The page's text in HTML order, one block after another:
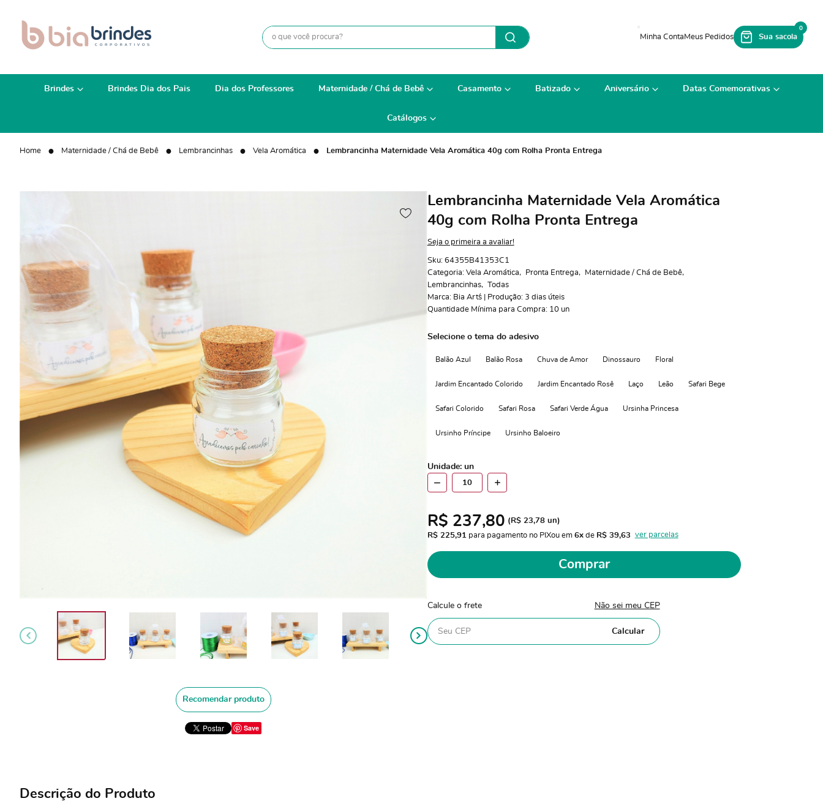
0
Brindes Brindes Dia dos Pais Dia dos Professores Maternidade / Chá de Bebê Casamento Batizado Aniversário Datas Comemorativas
Catálogos
Home Maternidade / Chá de Bebê Lembrancinhas Vela Aromática Lembrancinha Maternidade Vela Aromática 40g com Rolha Pronta Entrega
Recomendar produto
Save
Lembrancinha Maternidade Vela Aromática
40g com Rolha Pronta Entrega
Seja o primeira a avaliar!
Sku: 64355B41353C1
Categoria: Vela Aromática Pronta Entrega
Maternidade / Chá de Bebê
Lembrancinhas
Todas
Marca: Bia Art´s | Produção: 3 dias úteis
Quantidade Mínima para Compra: 10 un
Selecione o tema do adesivo
Balão Azul Balão Rosa Chuva de Amor Dinossauro Floral
Jardim Encantado Colorido Jardim Encantado Rosê Laço Leão Safari Bege
Safari Colorido Safari Rosa Safari Verde Água Ursinha Princesa
Ursinho Príncipe Ursinho Baloeiro
Unidade: un
R$ 237,80 (R$ 23,78un)
R$ 225,91 para pagamento no PIXou em 6x de R$ 39,63 ver parcelas
Comprar
Calcule o frete Não sei meu CEP
Calcular
Descrição do Produto